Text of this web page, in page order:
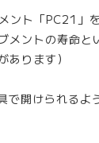
ント「PC21」
メントの寿命と
ります）
開けられるよ